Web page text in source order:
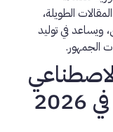
الطويلة،
ويساعد في توليد
الجمهور.
في الويب: آفاق أوسع في 2026